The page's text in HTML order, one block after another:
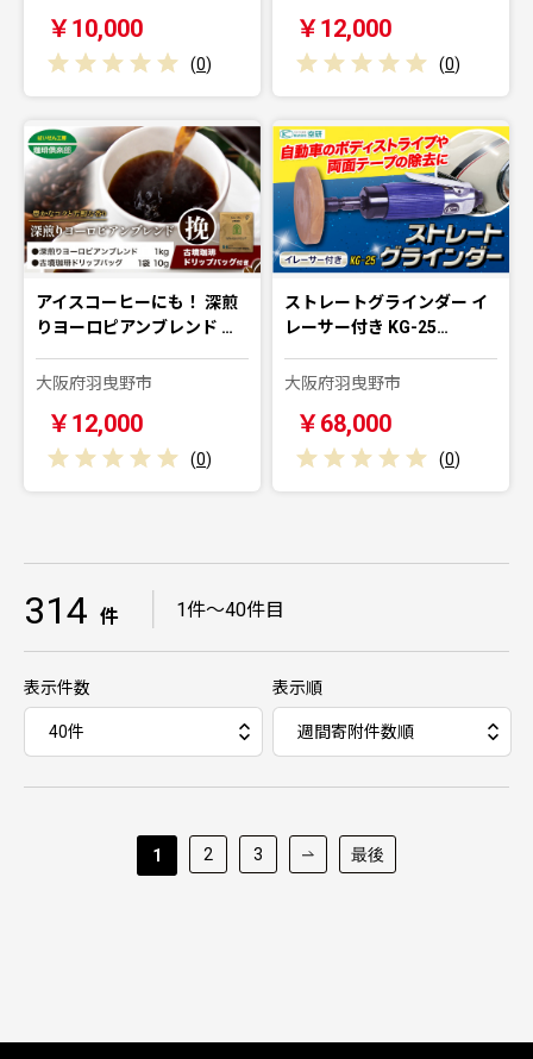
￥10,000
(0)
￥12,000
(0)
アイスコーヒーにも！ 深煎
りヨーロピアンブレンド …
大阪府羽曳野市
￥12,000
(0)
ストレートグラインダー イ
レーサー付き KG-25…
大阪府羽曳野市
￥68,000
(0)
314 件 1件～40件目
表示件数 表示順
1 2 3 最後